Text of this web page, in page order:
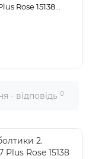
Rose 15138...
- відповідь 0
2.
Rose 15138